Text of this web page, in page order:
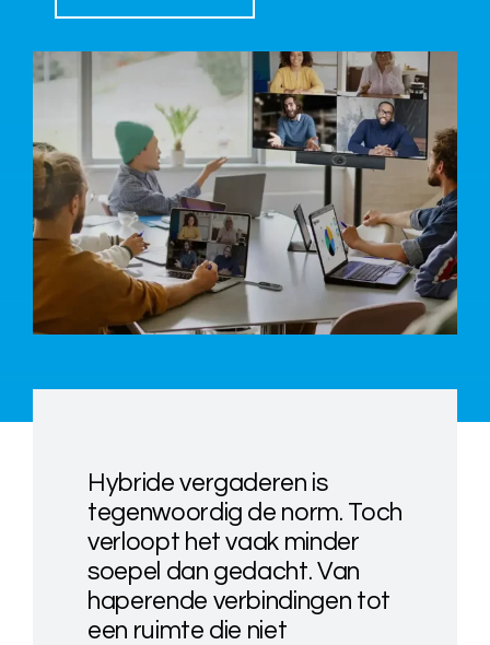
Over ons
Nieuws
Neem contact op
Hybride vergaderen is
tegenwoordig de norm. Toch
verloopt het vaak minder
soepel dan gedacht. Van
haperende verbindingen tot
een ruimte die niet